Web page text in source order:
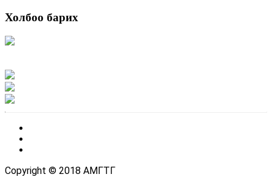
Холбоо барих
Copyright © 2018 АМГТГ